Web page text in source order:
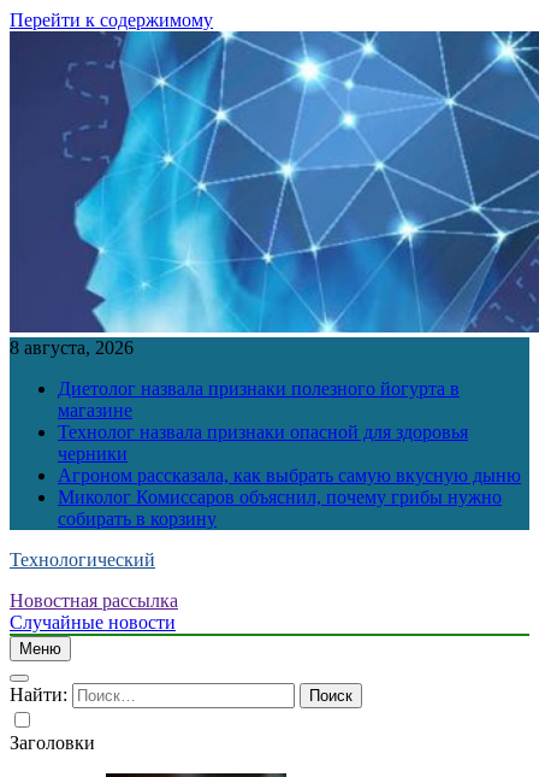
Перейти к содержимому
8 августа, 2026
Диетолог назвала признаки полезного йогурта в
магазине
Технолог назвала признаки опасной для здоровья
черники
Агроном рассказала, как выбрать самую вкусную дыню
Миколог Комиссаров объяснил, почему грибы нужно
собирать в корзину
Технологический
Новостная рассылка
Случайные новости
Меню
Найти:
Заголовки